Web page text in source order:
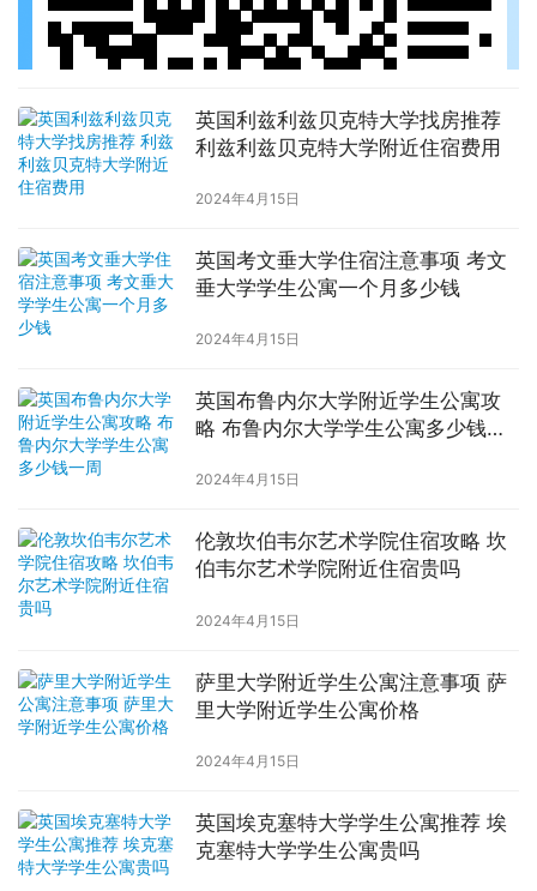
英国利兹利兹贝克特大学找房推荐
利兹利兹贝克特大学附近住宿费用
2024年4月15日
英国考文垂大学住宿注意事项 考文
垂大学学生公寓一个月多少钱
2024年4月15日
英国布鲁内尔大学附近学生公寓攻
略 布鲁内尔大学学生公寓多少钱一
2024年4月15日
伦敦坎伯韦尔艺术学院住宿攻略 坎
伯韦尔艺术学院附近住宿贵吗
2024年4月15日
萨里大学附近学生公寓注意事项 萨
里大学附近学生公寓价格
2024年4月15日
英国埃克塞特大学学生公寓推荐 埃
克塞特大学学生公寓贵吗